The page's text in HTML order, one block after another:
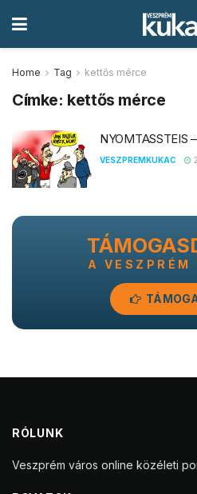
Home Tag kettős mérce
Címke: kettős mérce
NYOMTASSTEIS
VESZPREMKUKAC
A VESZPRÉM
RÓLUNK
Veszprém város online közéleti